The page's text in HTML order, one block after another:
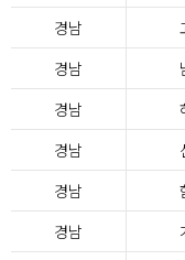
경남
경남
경남
경남
경남
경남